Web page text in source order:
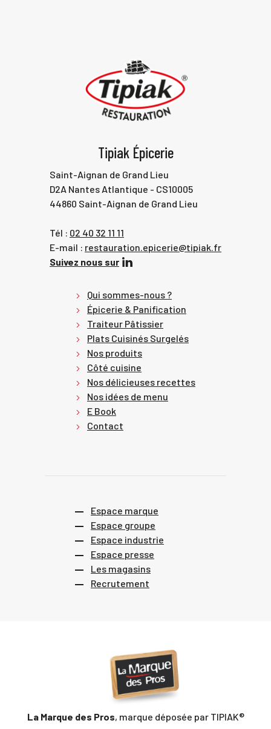
Tipiak Épicerie
Saint-Aignan de Grand Lieu
D2A Nantes Atlantique - CS10005
44860 Saint-Aignan de Grand Lieu
Tél : 02 40 32 11 11
E-mail : restauration.epicerie@tipiak.fr
Suivez nous sur
Qui sommes-nous ?
Épicerie & Panification
Traiteur Pâtissier
Plats Cuisinés Surgelés
Nos produits
Côté cuisine
Nos délicieuses recettes
Nos idées de menu
E Book
Contact
Espace marque
Espace groupe
Espace industrie
Espace presse
Les magasins
Recrutement
La Marque des Pros, marque déposée par TIPIAK®